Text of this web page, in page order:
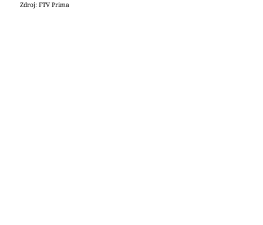
Zdroj: FTV Prima